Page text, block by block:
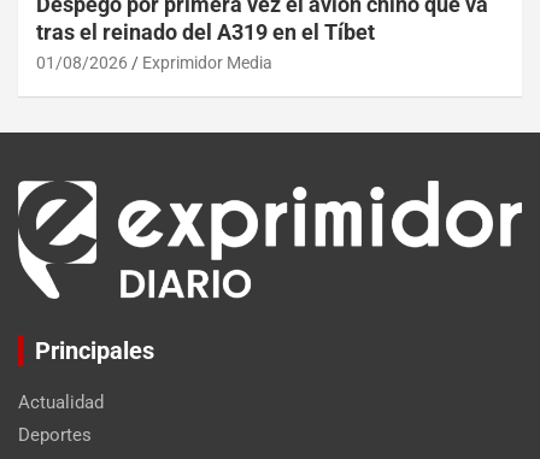
tras el reinado del A319 en el Tíbet
01/08/2026 Exprimidor Media
Principales
Actualidad
Deportes